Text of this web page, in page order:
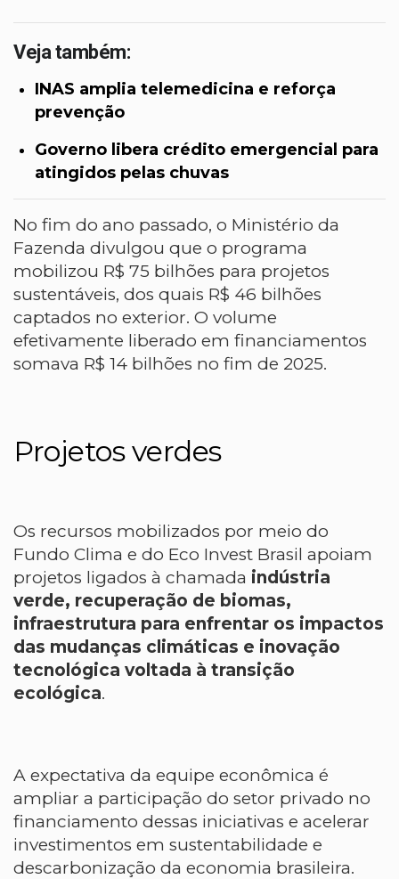
Veja também:
INAS amplia telemedicina e reforça
prevenção
Governo libera crédito emergencial para
atingidos pelas chuvas
No fim do ano passado, o Ministério da
Fazenda divulgou que o programa
mobilizou R$ 75 bilhões para projetos
sustentáveis, dos quais R$ 46 bilhões
captados no exterior. O volume
efetivamente liberado em financiamentos
somava R$ 14 bilhões no fim de 2025.
Projetos verdes
Os recursos mobilizados por meio do
Fundo Clima e do Eco Invest Brasil apoiam
projetos ligados à chamada indústria
verde, recuperação de biomas,
infraestrutura para enfrentar os impactos
das mudanças climáticas e inovação
tecnológica voltada à transição
ecológica.
A expectativa da equipe econômica é
ampliar a participação do setor privado no
financiamento dessas iniciativas e acelerar
investimentos em sustentabilidade e
descarbonização da economia brasileira.